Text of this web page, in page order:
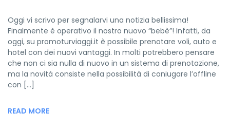
Oggi vi scrivo per segnalarvi una notizia bellissima!
Finalmente è operativo il nostro nuovo “bebè”! Infatti, da
oggi, su promoturviaggi.it è possibile prenotare voli, auto e
hotel con dei nuovi vantaggi. In molti potrebbero pensare
che non ci sia nulla di nuovo in un sistema di prenotazione,
ma la novità consiste nella possibilità di coniugare l’offline
con […]
READ MORE